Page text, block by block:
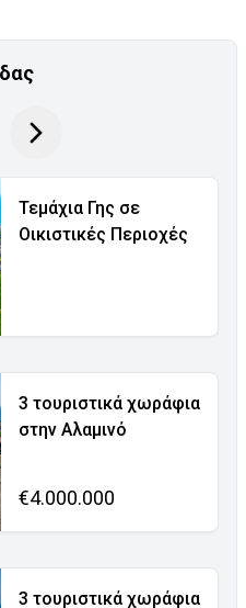
Τεμάχια Γης σε
Οικιστικές Περιοχές
3 τουριστικά χωράφια
στην Αλαμινό
€4.000.000
3 τουριστικά χωράφια